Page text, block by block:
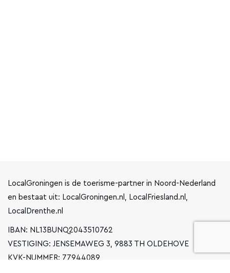
LocalGroningen is de toerisme-partner in Noord-Nederland
en bestaat uit: LocalGroningen.nl, LocalFriesland.nl,
LocalDrenthe.nl
IBAN: NL13BUNQ2043510762
VESTIGING: JENSEMAWEG 3, 9883 TH OLDEHOVE
KVK-NUMMER: 77944089